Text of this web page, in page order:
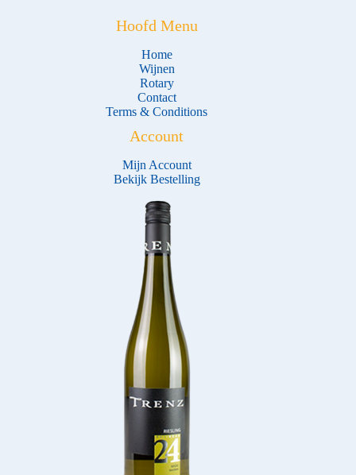
Hoofd Menu
Home
Wijnen
Rotary
Contact
Terms & Conditions
Account
Mijn Account
Bekijk Bestelling